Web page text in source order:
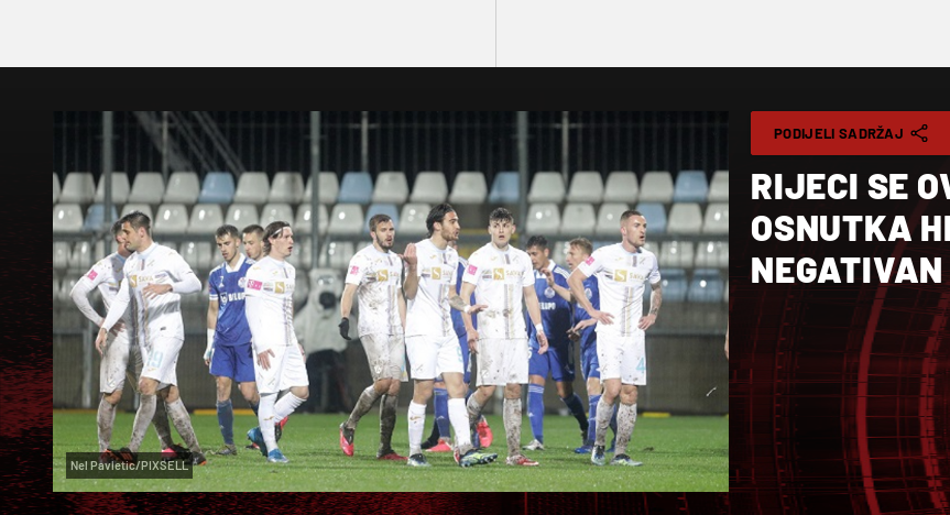
Nel Pavletic/PIXSELL
PODIJELI SADRŽAJ
RIJECI SE
OSNUTKA
NEGATIVAN